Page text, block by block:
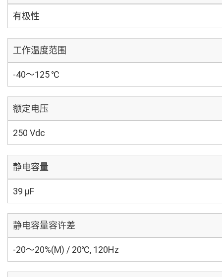
有极性
工作温度范围
-40～125 ℃
额定电压
250 Vdc
静电容量
39 µF
静电容量容许差
-20～20%(M) / 20℃, 120Hz